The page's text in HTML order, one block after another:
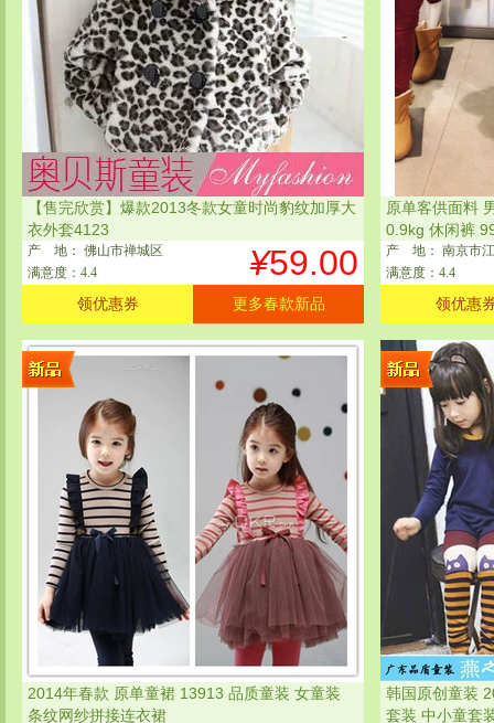
【售完欣赏】爆款2013冬款女童时尚豹纹加厚大
衣外套4123
¥59.00
产 地 ： 佛山市禅城区
满意度：4.4
领优惠券 更多春款新品
原单客供面料
0.9kg 休闲裤
产 地 ： 南京市
满意度：4.4
领优惠
2014年春款 原单童裙 13913 品质童装 女童装
条纹网纱拼接连衣裙
韩国原创童装
套装 中小童套